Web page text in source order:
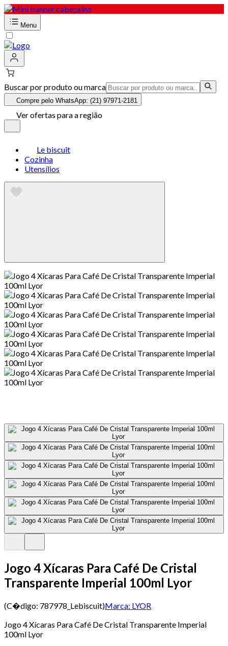
Menu
Buscar por produto ou marca
Compre pelo WhatsApp: (21) 97971-2181
Ver ofertas para a região
Le biscuit
Cozinha
Utensílios
Jogo 4 Xícaras Para Café De Cristal
Transparente Imperial 100ml Lyor
(C�digo: 787978_Lebiscuit)Marca: LYOR
Jogo 4 Xícaras Para Café De Cristal Transparente Imperial
100ml Lyor